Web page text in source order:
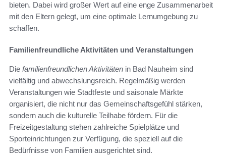
bieten. Dabei wird großer Wert auf eine enge Zusammenarbeit
mit den Eltern gelegt, um eine optimale Lernumgebung zu
schaffen.
Familienfreundliche Aktivitäten und Veranstaltungen
Die familienfreundlichen Aktivitäten in Bad Nauheim sind
vielfältig und abwechslungsreich. Regelmäßig werden
Veranstaltungen wie Stadtfeste und saisonale Märkte
organisiert, die nicht nur das Gemeinschaftsgefühl stärken,
sondern auch die kulturelle Teilhabe fördern. Für die
Freizeitgestaltung stehen zahlreiche Spielplätze und
Sporteinrichtungen zur Verfügung, die speziell auf die
Bedürfnisse von Familien ausgerichtet sind.